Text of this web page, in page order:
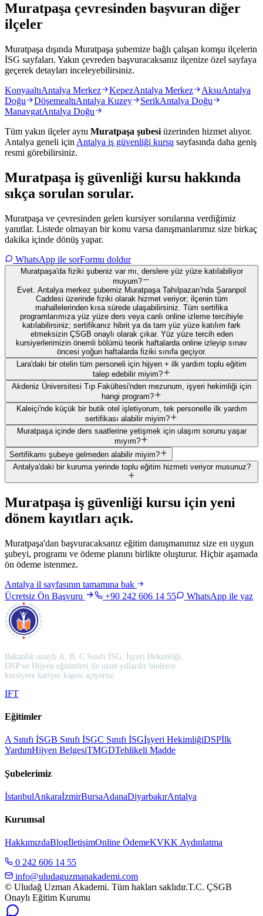
Muratpaşa çevresinden başvuran diğer
ilçeler
Muratpaşa dışında Muratpaşa şubemize bağlı çalışan komşu ilçelerin
İSG sayfaları. Yakın çevreden başvuracaksanız ilçenize özel sayfaya
geçerek detayları inceleyebilirsiniz.
KonyaaltıAntalya Merkez KepezAntalya Merkez AksuAntalya
Doğu
DöşemealtıAntalya Kuzey SerikAntalya Doğu
ManavgatAntalya Doğu
Tüm yakın ilçeler aynı Muratpaşa şubesi üzerinden hizmet alıyor.
Antalya geneli için Antalya iş güvenliği kursu sayfasında daha geniş
resmi görebilirsiniz.
Muratpaşa iş güvenliği kursu hakkında
sıkça sorulan sorular.
Muratpaşa ve çevresinden gelen kursiyer sorularına verdiğimiz
yanıtlar. Listede olmayan bir konu varsa danışmanlarımız size birkaç
dakika içinde dönüş yapar.
WhatsApp ile sorFormu doldur
Muratpaşa'da fiziki şubeniz var mı, derslere yüz yüze katılabiliyor
muyum?
Evet. Antalya merkez şubemiz Muratpaşa Tahılpazarı'nda Şaranpol
Caddesi üzerinde fiziki olarak hizmet veriyor; ilçenin tüm
mahallelerinden kısa sürede ulaşabilirsiniz. Tüm sertifika
programlarımıza yüz yüze ders veya canlı online izleme tercihiyle
katılabilirsiniz; sertifikanız hibrit ya da tam yüz yüze katılım fark
etmeksizin ÇSGB onaylı olarak çıkar. Yüz yüze tercih eden
kursiyerlerimizin önemli bölümü teorik haftalarda online izleyip sınav
öncesi yoğun haftalarda fiziki sınıfa geçiyor.
Lara'daki bir otelin tüm personeli için hijyen + ilk yardım toplu eğitim
talep edebilir miyim?
Akdeniz Üniversitesi Tıp Fakültesi'nden mezunum, işyeri hekimliği için
hangi program?
Kaleiçi'nde küçük bir butik otel işletiyorum, tek personelle ilk yardım
sertifikası alabilir miyim?
Muratpaşa içinde ders saatlerine yetişmek için ulaşım sorunu yaşar
mıyım?
Sertifikamı şubeye gelmeden alabilir miyim?
Antalya'daki bir kuruma yerinde toplu eğitim hizmeti veriyor musunuz?
Muratpaşa iş güvenliği kursu için yeni
dönem kayıtları açık.
Muratpaşa'dan başvuracaksanız eğitim danışmanımız size en uygun
şubeyi, programı ve ödeme planını birlikte oluşturur. Hiçbir aşamada
ön ödeme istenmez.
Antalya il sayfasının tamamına bak
Ücretsiz Ön Başvuru
+90 242 606 14 55 WhatsApp ile yaz
Bakanlık onaylı A, B, C Sınıfı İSG, İşyeri Hekimliği,
DSP ve Hijyen eğitimleri ile uzun yıllardır binlerce
kursiyere kariyer kapısı açıyoruz.
IFT
Eğitimler
A Sınıfı İSGB Sınıfı İSGC Sınıfı İSGİşyeri HekimliğiDSPİlk
YardımHijyen BelgesiTMGDTehlikeli Madde
Şubelerimiz
İstanbulAnkaraİzmirBursaAdanaDiyarbakırAntalya
Kurumsal
HakkımızdaBlogİletişimOnline ÖdemeKVKK Aydınlatma
0 242 606 14 55
info@uludaguzmanakademi.com
© Uludağ Uzman Akademi. Tüm hakları saklıdır.T.C. ÇSGB
Onaylı Eğitim Kurumu